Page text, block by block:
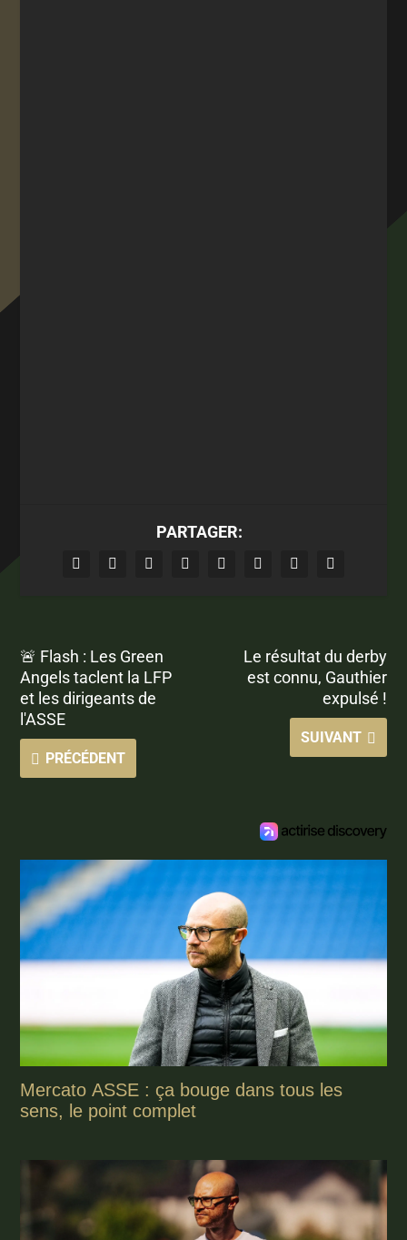
PARTAGER:
🚨 Flash : Les Green
Angels taclent la LFP
et les dirigeants de
l'ASSE
PRÉCÉDENT
Le résultat du derby
est connu, Gauthier
expulsé !
SUIVANT
Mercato ASSE : ça bouge dans tous les
sens, le point complet